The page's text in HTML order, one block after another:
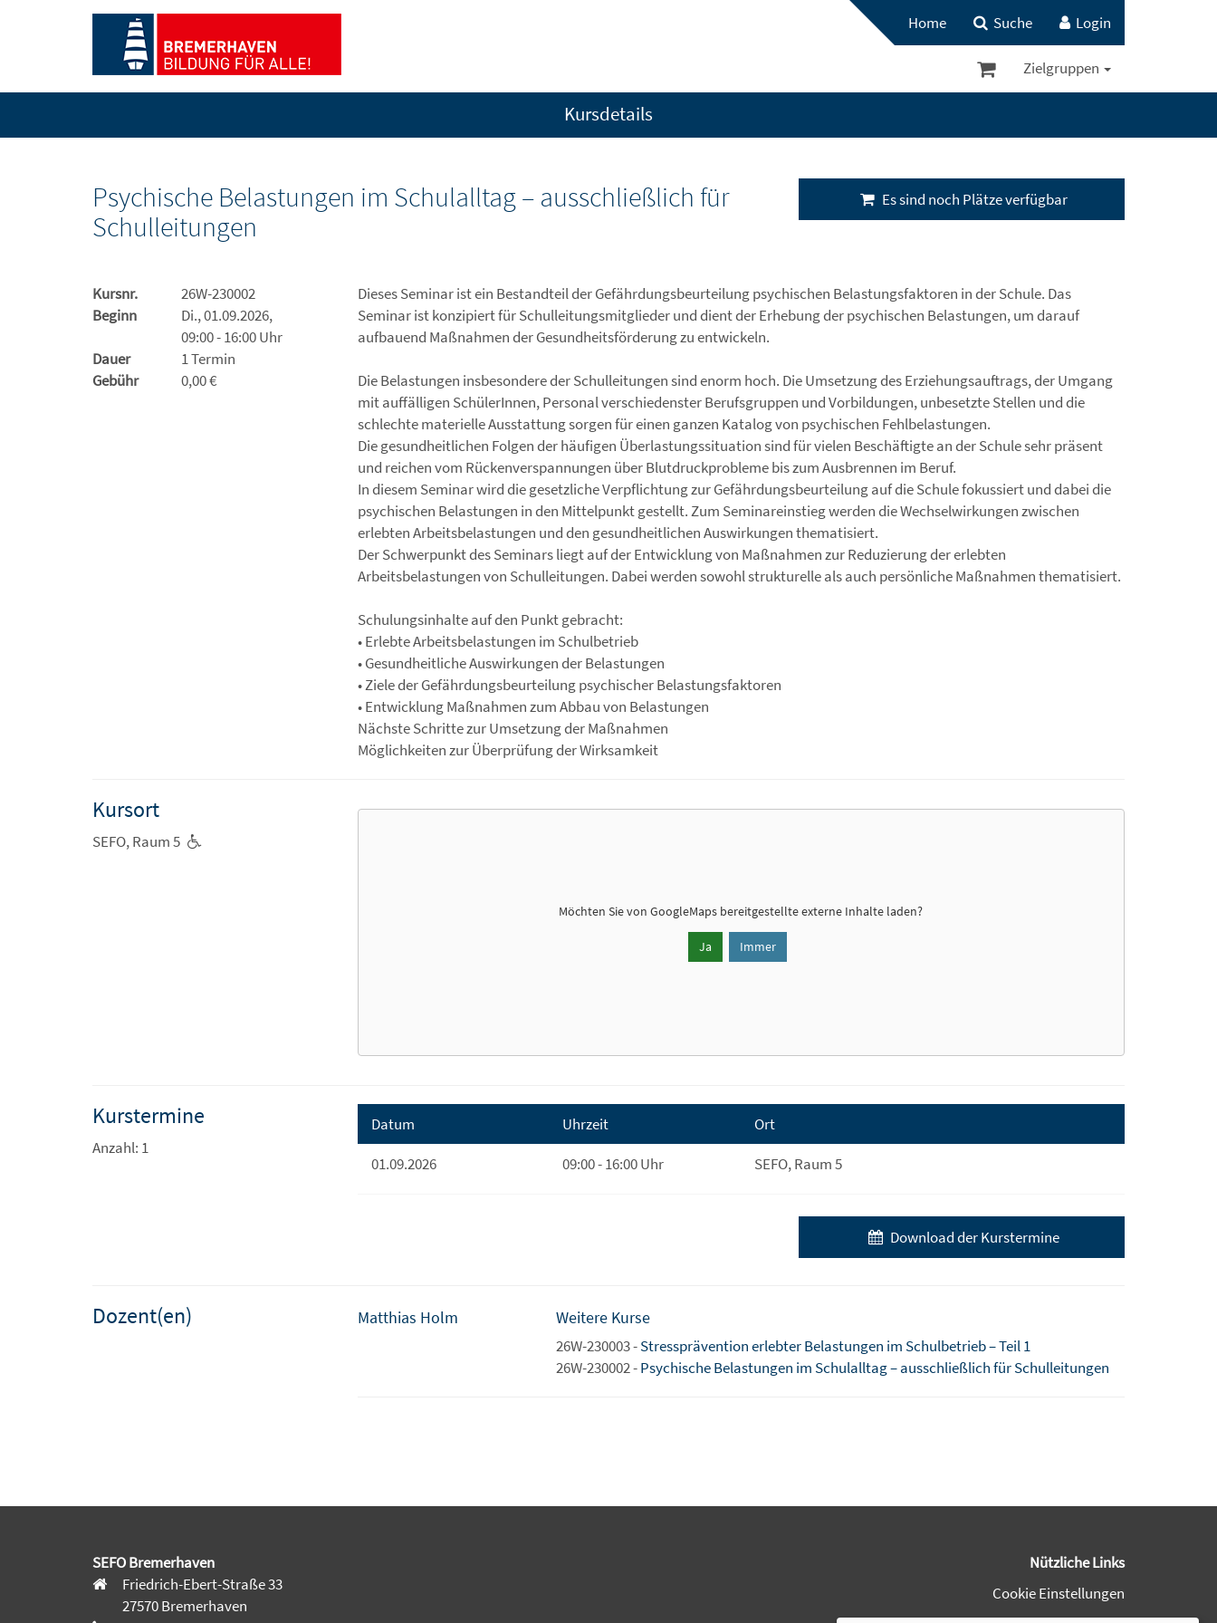
Home Suche Login
Zielgruppen
Kursdetails
Psychische Belastungen im Schulalltag – ausschließlich für
Schulleitungen
Es sind noch Plätze verfügbar
Kursnr.
26W-230002
Beginn
Di., 01.09.2026,
09:00 - 16:00 Uhr
Dauer
1 Termin
Gebühr
0,00 €
Dieses Seminar ist ein Bestandteil der Gefährdungsbeurteilung psychischen Belastungsfaktoren in der Schule. Das
Seminar ist konzipiert für Schulleitungsmitglieder und dient der Erhebung der psychischen Belastungen, um darauf
aufbauend Maßnahmen der Gesundheitsförderung zu entwickeln.
Die Belastungen insbesondere der Schulleitungen sind enorm hoch. Die Umsetzung des Erziehungsauftrags, der Umgang
mit auffälligen SchülerInnen, Personal verschiedenster Berufsgruppen und Vorbildungen, unbesetzte Stellen und die
schlechte materielle Ausstattung sorgen für einen ganzen Katalog von psychischen Fehlbelastungen.
Die gesundheitlichen Folgen der häufigen Überlastungssituation sind für vielen Beschäftigte an der Schule sehr präsent
und reichen vom Rückenverspannungen über Blutdruckprobleme bis zum Ausbrennen im Beruf.
In diesem Seminar wird die gesetzliche Verpflichtung zur Gefährdungsbeurteilung auf die Schule fokussiert und dabei die
psychischen Belastungen in den Mittelpunkt gestellt. Zum Seminareinstieg werden die Wechselwirkungen zwischen
erlebten Arbeitsbelastungen und den gesundheitlichen Auswirkungen thematisiert.
Der Schwerpunkt des Seminars liegt auf der Entwicklung von Maßnahmen zur Reduzierung der erlebten
Arbeitsbelastungen von Schulleitungen. Dabei werden sowohl strukturelle als auch persönliche Maßnahmen thematisiert.
Schulungsinhalte auf den Punkt gebracht:
• Erlebte Arbeitsbelastungen im Schulbetrieb
• Gesundheitliche Auswirkungen der Belastungen
• Ziele der Gefährdungsbeurteilung psychischer Belastungsfaktoren
• Entwicklung Maßnahmen zum Abbau von Belastungen
Nächste Schritte zur Umsetzung der Maßnahmen
Möglichkeiten zur Überprüfung der Wirksamkeit
Kursort
SEFO, Raum 5
Möchten Sie vonGoogleMaps bereitgestellte externe Inhalte laden?
Ja Immer
Kurstermine
Anzahl: 1
Datum Uhrzeit
Ort
01.09.2026
09:00 - 16:00 Uhr SEFO, Raum 5
Download der Kurstermine
Dozent(en) Matthias Holm Weitere Kurse
26W-230003 -Stressprävention erlebter Belastungen im Schulbetrieb – Teil 1
26W-230002 -Psychische Belastungen im Schulalltag – ausschließlich für Schulleitungen
SEFO Bremerhaven
Friedrich-Ebert-Straße 33
27570 Bremerhaven
Nützliche Links
Cookie Einstellungen